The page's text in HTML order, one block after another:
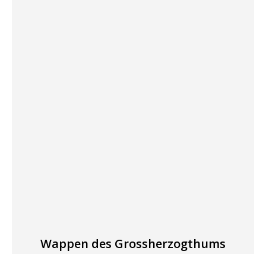
Wappen des Grossherzogthums